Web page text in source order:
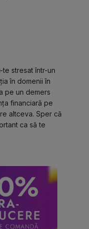
stresat într-un
în domenii în
pe un demers
financiară pe
altceva. Sper că
ca să te